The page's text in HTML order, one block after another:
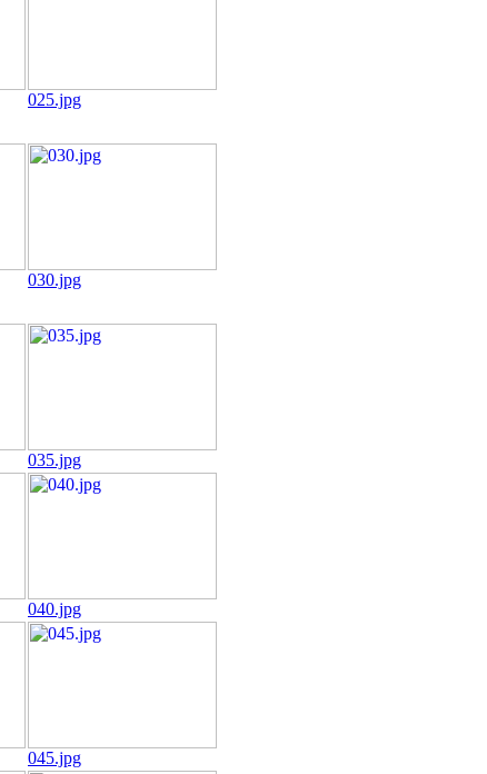
025.jpg
030.jpg
035.jpg
040.jpg
045.jpg